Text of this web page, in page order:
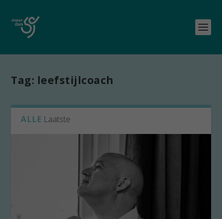
Tag: leefstijlcoach
ALLE Laatste